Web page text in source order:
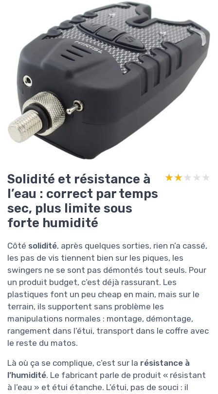
Solidité et résistance à
l’eau : correct par temps
sec, plus limite sous
forte humidité
★★★★★
★★★★★
Côté solidité, après quelques sorties, rien n’a cassé,
les pas de vis tiennent bien sur les piques, les
swingers ne se sont pas démontés tout seuls. Pour
un produit budget, c’est déjà rassurant. Les
plastiques font un peu cheap en main, mais sur le
terrain, ils supportent sans problème les
manipulations normales : montage, démontage,
rangement dans l’étui, transport dans le coffre avec
le reste du matos.
Là où ça se complique, c’est sur la résistance à
l’humidité. Le fabricant parle de produit « résistant
à l’eau » et étui étanche. L’étui, pas de souci : il